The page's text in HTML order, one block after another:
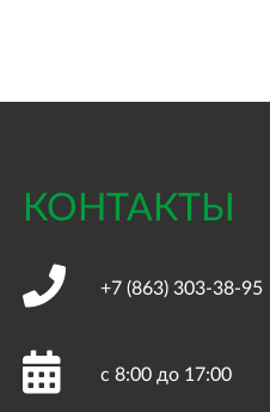
КОНТАКТЫ
+7 (863)303-38-95
с 8:00 до 17:00